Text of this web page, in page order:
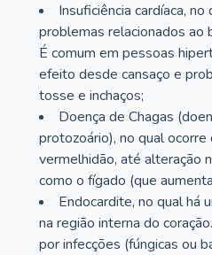
Insuficiência cardíaca,
problemas relacionados ao
É comum em pessoas
efeito desde cansaço e
tosse e inchaços;
Doença de Chagas
protozoário), no qual
vermelhidão, até alteração
como o fígado (que
Endocardite, no qual há
na região interna do
por infecções (fúngicas ou